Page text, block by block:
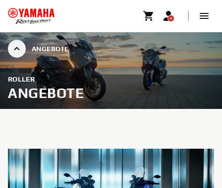
ANGEBOTE
ROLLER
ANGEBOTE